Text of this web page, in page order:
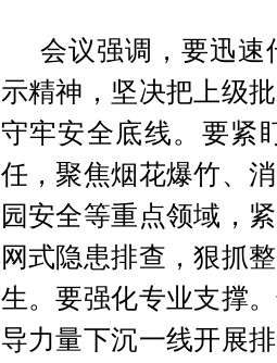
会议强调，要迅速
示精神，坚决把上级
守牢安全底线。要紧
任，聚焦烟花爆竹、
园安全等重点领域，
网式隐患排查，狠抓
生。要强化专业支撑
导力量下沉一线开展